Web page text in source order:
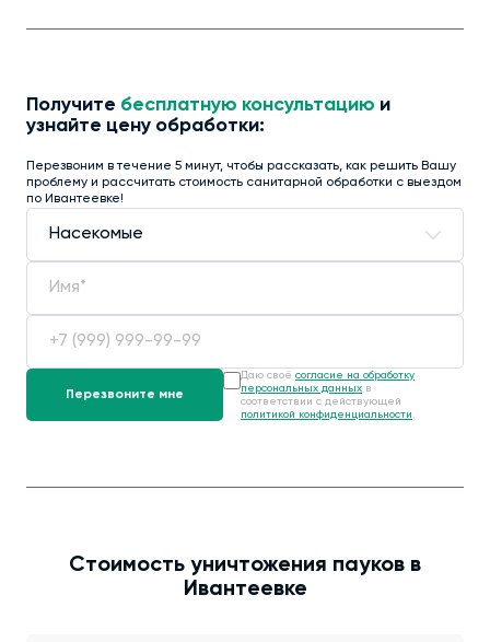
Получите бесплатную консультацию и
узнайте цену обработки:
Перезвоним в течение 5 минут, чтобы рассказать, как решить Вашу
проблему и рассчитать стоимость санитарной обработки с выездом
по Ивантеевке!
Даю своё согласие на обработку
персональных данных в
соответствии с действующей
политикой конфиденциальности .
Стоимость уничтожения пауков в
Ивантеевке